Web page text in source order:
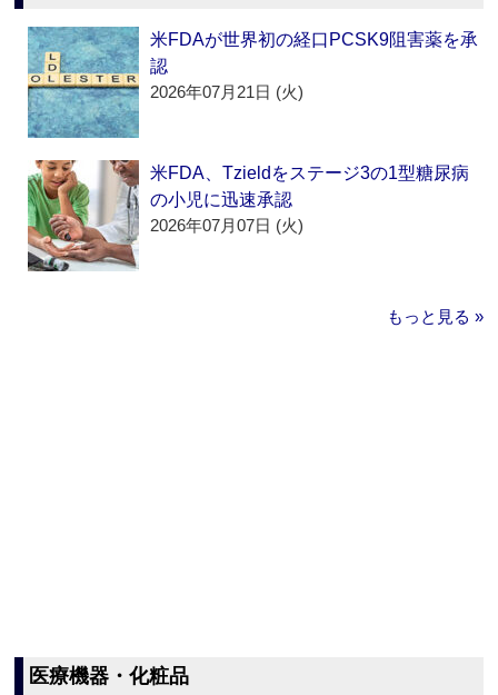
米FDAが世界初の経口PCSK9阻害薬を承
認
2026年07月21日 (火)
米FDA、Tzieldをステージ3の1型糖尿病
の小児に迅速承認
2026年07月07日 (火)
もっと見る »
医療機器・化粧品